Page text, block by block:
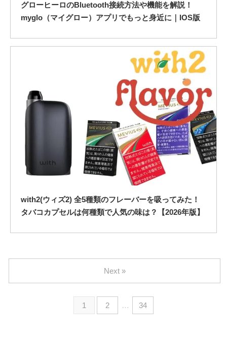
グローヒーロのBluetooth接続方法や機能を解説！
myglo（マイグロー）アプリでもっと身近に｜IOS版
with2(ウィズ2) 全5種類のフレーバーを吸ってみた！
タバコカプセルは何種類で人気の味は？【2026年版】
1 2 … 34
Next »